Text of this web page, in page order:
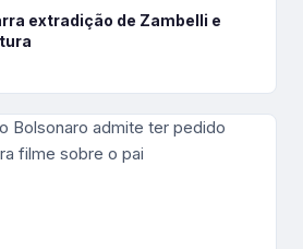
extradição de Zambelli e